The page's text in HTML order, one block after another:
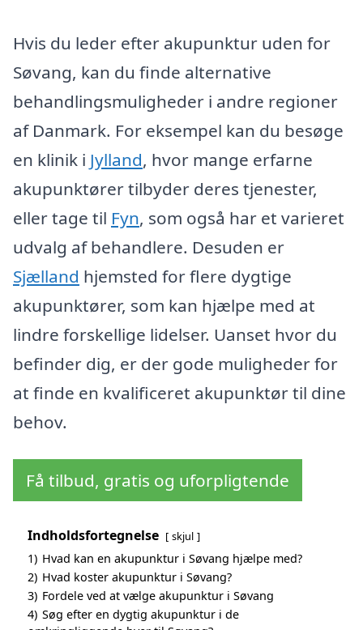
Hvis du leder efter akupunktur uden for
Søvang, kan du finde alternative
behandlingsmuligheder i andre regioner
af Danmark. For eksempel kan du besøge
en klinik i Jylland, hvor mange erfarne
akupunktører tilbyder deres tjenester,
eller tage til Fyn, som også har et varieret
udvalg af behandlere. Desuden er
Sjælland hjemsted for flere dygtige
akupunktører, som kan hjælpe med at
lindre forskellige lidelser. Uanset hvor du
befinder dig, er der gode muligheder for
at finde en kvalificeret akupunktør til dine
behov.
Få tilbud, gratis og uforpligtende
Indholdsfortegnelse skjul
1) Hvad kan en akupunktur i Søvang hjælpe med?
2) Hvad koster akupunktur i Søvang?
3) Fordele ved at vælge akupunktur i Søvang
4) Søg efter en dygtig akupunktur i de